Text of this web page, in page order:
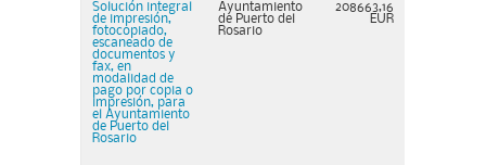
Solución integral
de impresión,
fotocopiado,
escaneado de
documentos y
fax, en
modalidad de
pago por copia o
impresión, para
el Ayuntamiento
de Puerto del
Rosario
Ayuntamiento
de Puerto del
Rosario
208663,16
EUR